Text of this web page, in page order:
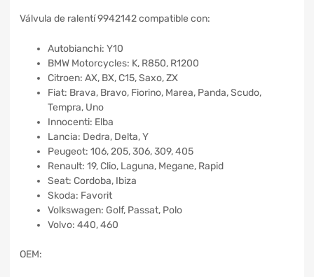
Válvula de ralentí 9942142 compatible con:
Autobianchi: Y10
BMW Motorcycles: K, R850, R1200
Citroen: AX, BX, C15, Saxo, ZX
Fiat: Brava, Bravo, Fiorino, Marea, Panda, Scudo,
Tempra, Uno
Innocenti: Elba
Lancia: Dedra, Delta, Y
Peugeot: 106, 205, 306, 309, 405
Renault: 19, Clio, Laguna, Megane, Rapid
Seat: Cordoba, Ibiza
Skoda: Favorit
Volkswagen: Golf, Passat, Polo
Volvo: 440, 460
OEM: